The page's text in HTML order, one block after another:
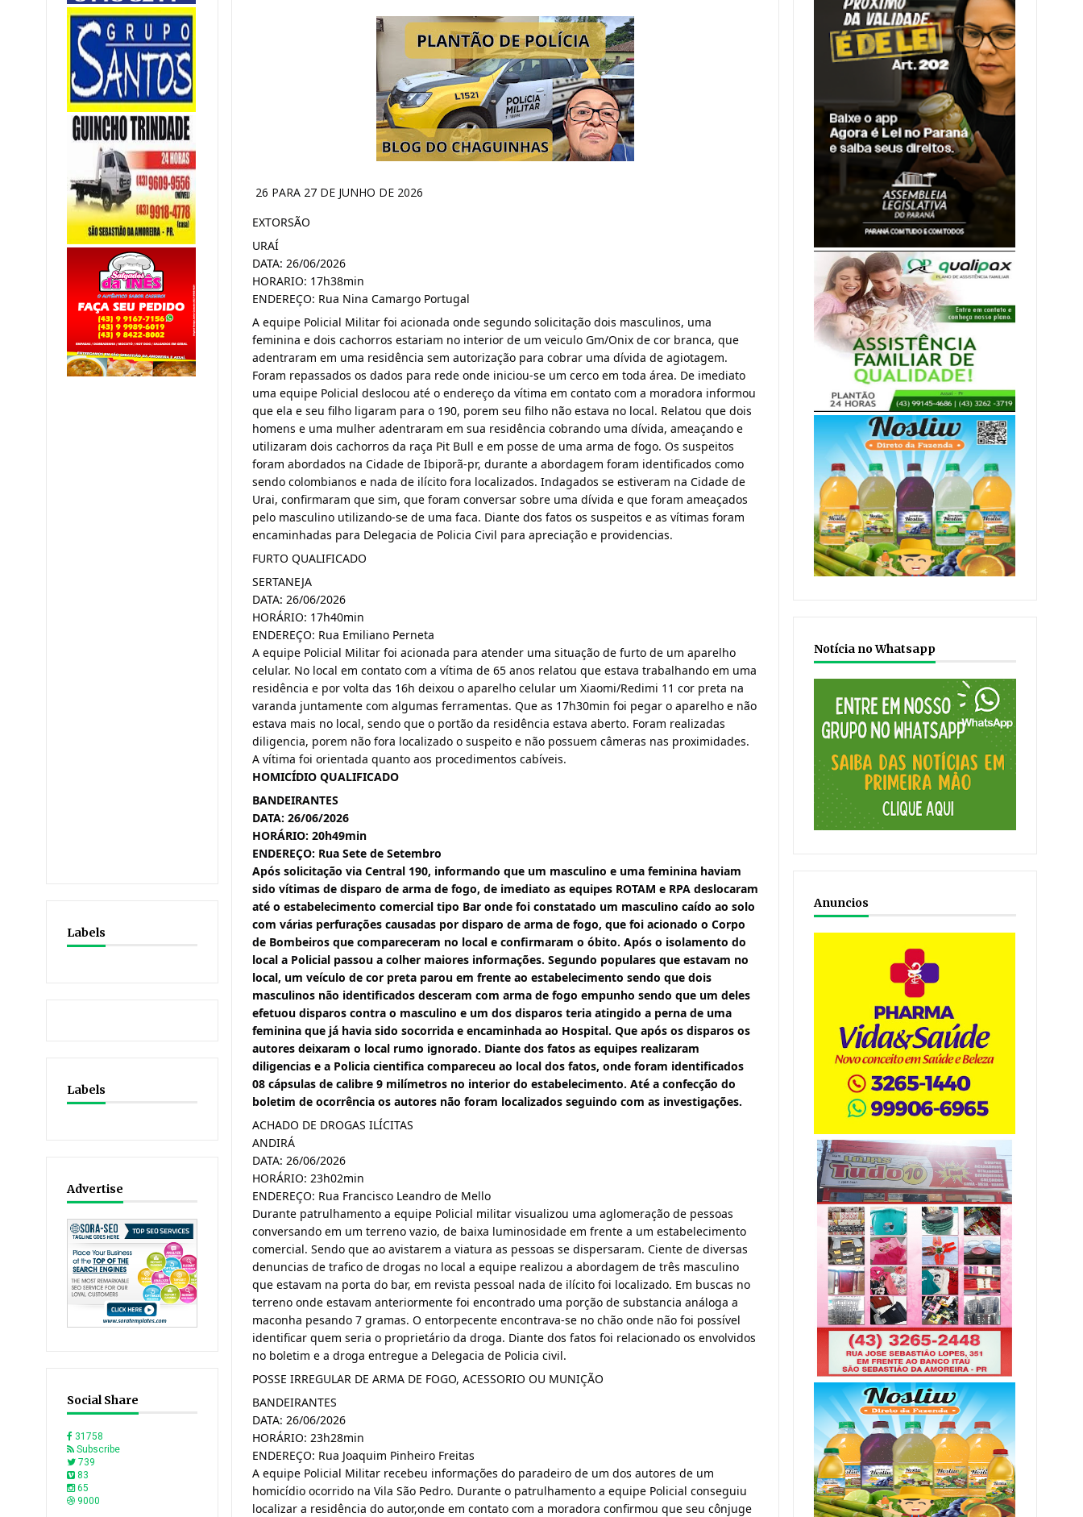
Labels
Labels
Advertise
Social Share
31758
Subscribe
739
83
65
9000
26 PARA 27 DE JUNHO DE 2026
EXTORSÃO
URAÍ
DATA: 26/06/2026
HORARIO: 17h38min
ENDEREÇO: Rua Nina Camargo Portugal
A equipe Policial Militar foi acionada onde segundo solicitação dois masculinos, uma
feminina e dois cachorros estariam no interior de um veiculo Gm/Onix de cor branca, que
adentraram em uma residência sem autorização para cobrar uma dívida de agiotagem.
Foram repassados os dados para rede onde iniciou-se um cerco em toda área. De imediato
uma equipe Policial deslocou até o endereço da vítima em contato com a moradora informou
que ela e seu filho ligaram para o 190, porem seu filho não estava no local. Relatou que dois
homens e uma mulher adentraram em sua residência cobrando uma dívida, ameaçando e
utilizaram dois cachorros da raça Pit Bull e em posse de uma arma de fogo. Os suspeitos
foram abordados na Cidade de Ibiporã-pr, durante a abordagem foram identificados como
sendo colombianos e nada de ilícito fora localizados. Indagados se estiveram na Cidade de
Urai, confirmaram que sim, que foram conversar sobre uma dívida e que foram ameaçados
pelo masculino utilizando-se de uma faca. Diante dos fatos os suspeitos e as vítimas foram
encaminhadas para Delegacia de Policia Civil para apreciação e providencias.
FURTO QUALIFICADO
SERTANEJA
DATA: 26/06/2026
HORÁRIO: 17h40min
ENDEREÇO: Rua Emiliano Perneta
A equipe Policial Militar foi acionada para atender uma situação de furto de um aparelho
celular. No local em contato com a vítima de 65 anos relatou que estava trabalhando em uma
residência e por volta das 16h deixou o aparelho celular um Xiaomi/Redimi 11 cor preta na
varanda juntamente com algumas ferramentas. Que as 17h30min foi pegar o aparelho e não
estava mais no local, sendo que o portão da residência estava aberto. Foram realizadas
diligencia, porem não fora localizado o suspeito e não possuem câmeras nas proximidades.
A vítima foi orientada quanto aos procedimentos cabíveis.
HOMICÍDIO QUALIFICADO
BANDEIRANTES
DATA: 26/06/2026
HORÁRIO: 20h49min
ENDEREÇO: Rua Sete de Setembro
Após solicitação via Central 190, informando que um masculino e uma feminina haviam
sido vítimas de disparo de arma de fogo, de imediato as equipes ROTAM e RPA deslocaram
até o estabelecimento comercial tipo Bar onde foi constatado um masculino caído ao solo
com várias perfurações causadas por disparo de arma de fogo, que foi acionado o Corpo
de Bombeiros que compareceram no local e confirmaram o óbito. Após o isolamento do
local a Policial passou a colher maiores informações. Segundo populares que estavam no
local, um veículo de cor preta parou em frente ao estabelecimento sendo que dois
masculinos não identificados desceram com arma de fogo empunho sendo que um deles
efetuou disparos contra o masculino e um dos disparos teria atingido a perna de uma
feminina que já havia sido socorrida e encaminhada ao Hospital. Que após os disparos os
autores deixaram o local rumo ignorado. Diante dos fatos as equipes realizaram
diligencias e a Policia cientifica compareceu ao local dos fatos, onde foram identificados
08 cápsulas de calibre 9 milímetros no interior do estabelecimento. Até a confecção do
boletim de ocorrência os autores não foram localizados seguindo com as investigações.
ACHADO DE DROGAS ILÍCITAS
ANDIRÁ
DATA: 26/06/2026
HORÁRIO: 23h02min
ENDEREÇO: Rua Francisco Leandro de Mello
Durante patrulhamento a equipe Policial militar visualizou uma aglomeração de pessoas
conversando em um terreno vazio, de baixa luminosidade em frente a um estabelecimento
comercial. Sendo que ao avistarem a viatura as pessoas se dispersaram. Ciente de diversas
denuncias de trafico de drogas no local a equipe realizou a abordagem de três masculino
que estavam na porta do bar, em revista pessoal nada de ilícito foi localizado. Em buscas no
terreno onde estavam anteriormente foi encontrado uma porção de substancia análoga a
maconha pesando 7 gramas. O entorpecente encontrava-se no chão onde não foi possível
identificar quem seria o proprietário da droga. Diante dos fatos foi relacionado os envolvidos
no boletim e a droga entregue a Delegacia de Policia civil.
POSSE IRREGULAR DE ARMA DE FOGO, ACESSORIO OU MUNIÇÃO
BANDEIRANTES
DATA: 26/06/2026
HORÁRIO: 23h28min
ENDEREÇO: Rua Joaquim Pinheiro Freitas
A equipe Policial Militar recebeu informações do paradeiro de um dos autores de um
homicídio ocorrido na Vila São Pedro. Durante o patrulhamento a equipe Policial conseguiu
localizar a residência do autor,onde em contato com a moradora confirmou que seu cônjuge
Notícia no Whatsapp
Anuncios